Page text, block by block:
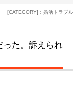
[CATEGORY]：婚活トラブル
った。訴えられ